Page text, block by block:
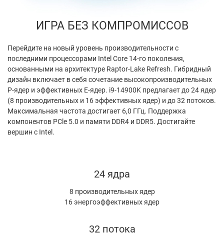
ИГРА БЕЗ КОМПРОМИССОВ
Перейдите на новый уровень производительности с
последними процессорами Intel Core 14-го поколения,
основанными на архитектуре Raptor-Lake Refresh. Гибридный
дизайн включает в себя сочетание высокопроизводительных
P-ядер и эффективных E-ядер. i9-14900K предлагает до 24 ядер
(8 производительных и 16 эффективных ядер) и до 32 потоков.
Максимальная частота достигает 6,0 ГГц. Поддержка
компонентов PCle 5.0 и памяти DDR4 и DDR5. Достигайте
вершин с Intel.
24 ядра
8 производительных ядер
16 энергоэффективных ядер
32 потока